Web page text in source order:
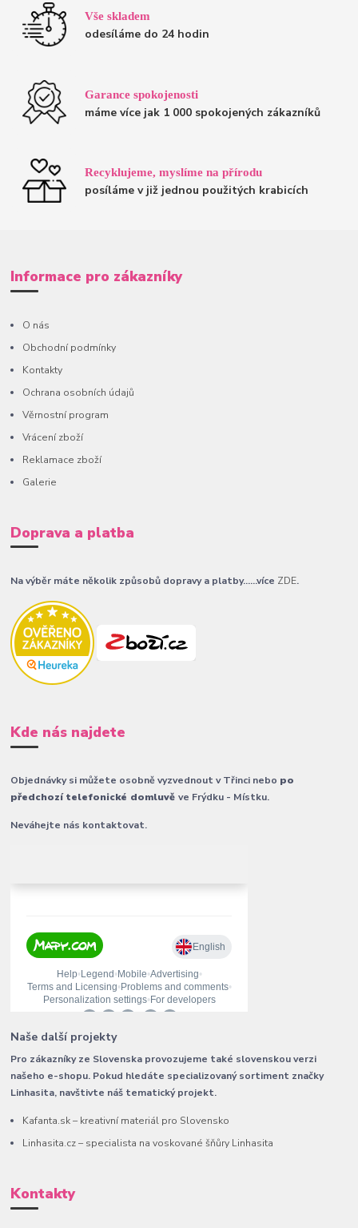
Vše skladem
odesíláme do 24 hodin
Garance spokojenosti
máme více jak 1 000 spokojených zákazníků
Recyklujeme, myslíme na přírodu
posíláme v již jednou použitých krabicích
Informace pro zákazníky
O nás
Obchodní podmínky
Kontakty
Ochrana osobních údajů
Věrnostní program
Vrácení zboží
Reklamace zboží
Galerie
Doprava a platba
Na výběr máte několik způsobů dopravy a platby......více ZDE.
Kde nás najdete
Objednávky si můžete osobně vyzvednout v Třinci nebo po
předchozí telefonické domluvěve Frýdku - Místku.
Neváhejte nás kontaktovat.
Naše další projekty
Pro zákazníky ze Slovenska provozujeme také slovenskou verzi
našeho e-shopu. Pokud hledáte specializovaný sortiment značky
Linhasita, navštivte náš tematický projekt.
Kafanta.sk – kreativní materiál pro Slovensko
Linhasita.cz – specialista na voskované šňůry Linhasita
Kontakty